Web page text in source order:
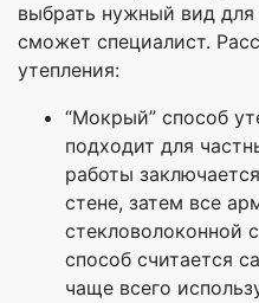
выбрать нужный вид
сможет специалист.
утепления:
“Мокрый” способ
подходит для
работы
стене, затем все
стекловолоконной
способ считается
чаще всего